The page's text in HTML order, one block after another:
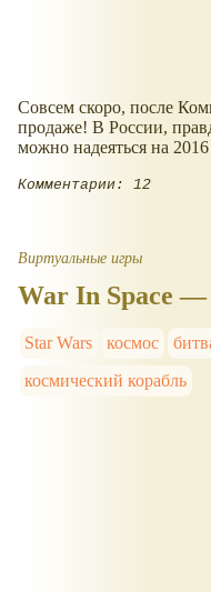
Совсем скоро, после
продаже! В России,
можно надеяться на 2016
Комментарии: 12
Виртуальные игры
War In Space
Star Wars космос
космический корабль